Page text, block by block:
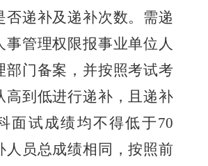
否递补及递补次数。 需递
事管理权限报事业单位人
部门备案，并按照考试考
高到低进行递补 ，
且递补
面试成绩均不得低于70
人员总成绩相同，按照前